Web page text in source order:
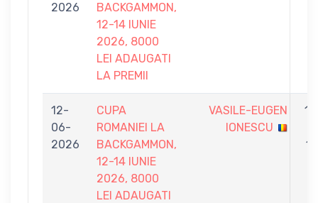
2026
BACKGAMMON,
12-14 IUNIE
2026, 8000
LEI ADAUGATI
LA PREMII
12-
06-
2026
CUPA
ROMANIEI LA
BACKGAMMON,
12-14 IUNIE
2026, 8000
LEI ADAUGATI
VASILE-EUGEN
IONESCU
10
11